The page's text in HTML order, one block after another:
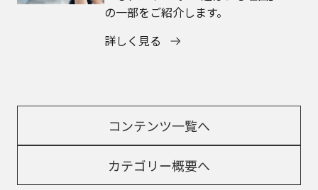
の一部をご紹介します。
詳しく見る
コンテンツ一覧へ
カテゴリー概要へ